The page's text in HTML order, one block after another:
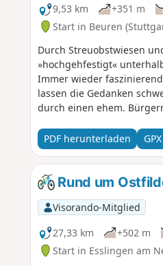
9,53 km
+351 m
Start in Beuren
Durch Streuobstwiesen
»hochgehfestigt«
Immer wieder
lassen die Gedanken
durch einen ehem.
sogenanntes „Bankbuch“
am malerischen
Blumenwiesen zum
entlang des Weges laden
eine der größten
PDF herunterladen
Rund um
Visorando-Mitglied
27,33 km
+502 m
Start in Esslingen am